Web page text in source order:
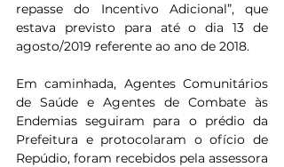
repasse do Incentivo Adicional”, que
estava previsto para até o dia 13 de
agosto/2019 referente ao ano de 2018.
Em caminhada, Agentes Comunitários
de Saúde e Agentes de Combate às
Endemias seguiram para o prédio da
Prefeitura e protocolaram o ofício de
Repúdio, foram recebidos pela assessora